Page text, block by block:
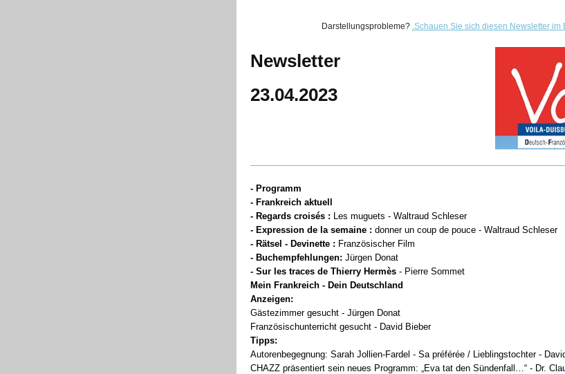
Darstellungsprobleme? .Schauen Sie sich diesen Newsletter im
Newsletter
23.04.2023
- Programm
- Frankreich aktuell
- Regards croisés : Les muguets - Waltraud Schleser
- Expression de la semaine : donner un coup de pouce - Waltraud Schleser
- Rätsel - Devinette : Französischer Film
- Buchempfehlungen: Jürgen Donat
- Sur les traces de Thierry Hermès - Pierre Sommet
Mein Frankreich - Dein Deutschland
Anzeigen:
Gästezimmer gesucht - Jürgen Donat
Französischunterricht gesucht - David Bieber
Tipps:
Autorenbegegnung: Sarah Jollien-Fardel - Sa préférée / Lieblingstochter -
CHAZZ präsentiert sein neues Programm: „Eva tat den Sündenfall…“ - Dr.